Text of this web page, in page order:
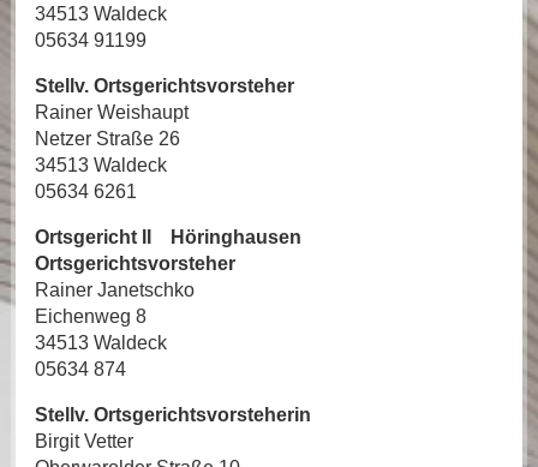
34513 Waldeck
05634 91199
Stellv. Ortsgerichtsvorsteher
Rainer Weishaupt
Netzer Straße 26
34513 Waldeck
05634 6261
Ortsgericht II Höringhausen
Ortsgerichtsvorsteher
Rainer Janetschko
Eichenweg 8
34513 Waldeck
05634 874
Stellv. Ortsgerichtsvorsteherin
Birgit Vetter